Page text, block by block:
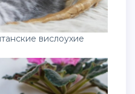
вислоухие